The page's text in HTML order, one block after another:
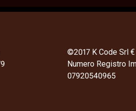
©2017 K Code Srl
Numero Registro
07920540965